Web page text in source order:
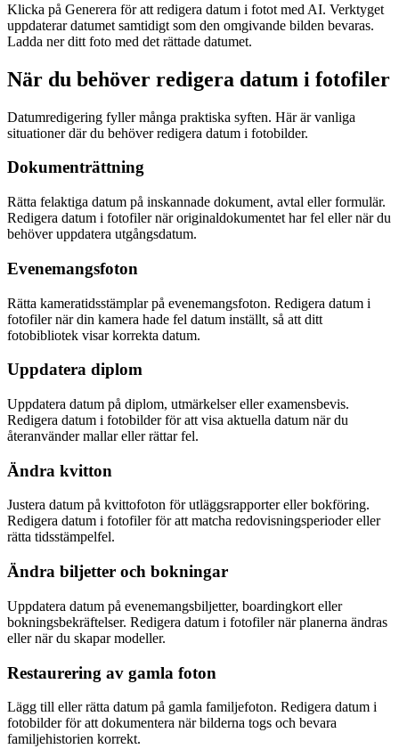
Klicka på Generera för att redigera datum i fotot med AI. Verktyget
uppdaterar datumet samtidigt som den omgivande bilden bevaras.
Ladda ner ditt foto med det rättade datumet.
När du behöver redigera datum i fotofiler
Datumredigering fyller många praktiska syften. Här är vanliga
situationer där du behöver redigera datum i fotobilder.
Dokumenträttning
Rätta felaktiga datum på inskannade dokument, avtal eller formulär.
Redigera datum i fotofiler när originaldokumentet har fel eller när du
behöver uppdatera utgångsdatum.
Evenemangsfoton
Rätta kameratidsstämplar på evenemangsfoton. Redigera datum i
fotofiler när din kamera hade fel datum inställt, så att ditt
fotobibliotek visar korrekta datum.
Uppdatera diplom
Uppdatera datum på diplom, utmärkelser eller examensbevis.
Redigera datum i fotobilder för att visa aktuella datum när du
återanvänder mallar eller rättar fel.
Ändra kvitton
Justera datum på kvittofoton för utläggsrapporter eller bokföring.
Redigera datum i fotofiler för att matcha redovisningsperioder eller
rätta tidsstämpelfel.
Ändra biljetter och bokningar
Uppdatera datum på evenemangsbiljetter, boardingkort eller
bokningsbekräftelser. Redigera datum i fotofiler när planerna ändras
eller när du skapar modeller.
Restaurering av gamla foton
Lägg till eller rätta datum på gamla familjefoton. Redigera datum i
fotobilder för att dokumentera när bilderna togs och bevara
familjehistorien korrekt.